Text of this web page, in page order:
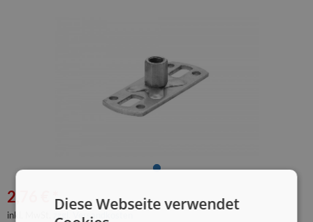
2,76 € *
inkl. MwSt. zzgl. Versandkosten
Diese Webseite verwendet